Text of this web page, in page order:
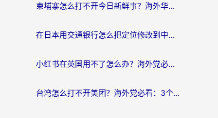
柬埔寨怎么打不开今日新鲜事？海外华人追剧看新闻的加速器选择指南
在日本用交通银行怎么把定位修改到中国国内？海外党必备实用指南（附追剧支付社交全解）
小红书在英国用不了怎么办？海外党必看的回国加速解决方案
台湾怎么打不开美团？海外党必看：3个实用技巧解决国内App地区限制难题